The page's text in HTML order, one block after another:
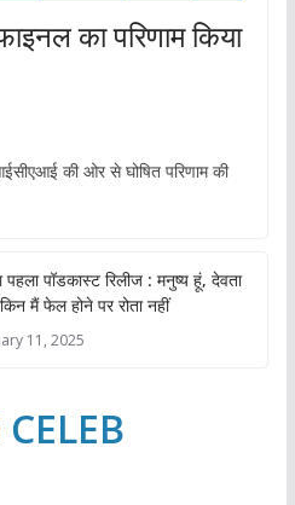
का परिणाम किया
की ओर से घोषित परिणाम की
पहला पॉडकास्ट रिलीज : मनुष्य हूं, देवता
मैं फेल होने पर रोता नहीं
11, 2025